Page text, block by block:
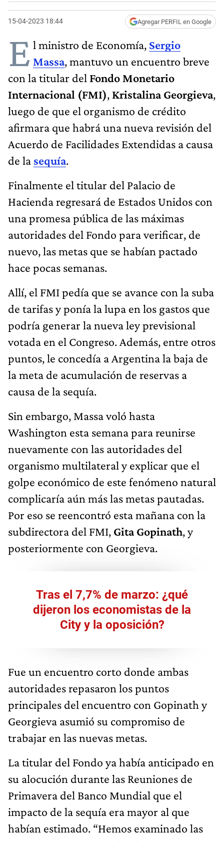
15-04-2023 18:44 Agregar PERFIL en Google
E l ministro de Economía, Sergio
Massa, mantuvo un encuentro breve
con la titular del Fondo Monetario
Internacional (FMI), Kristalina Georgieva,
luego de que el organismo de crédito
afirmara que habrá una nueva revisión del
Acuerdo de Facilidades Extendidas a causa
de la sequía.
Finalmente el titular del Palacio de
Hacienda regresará de Estados Unidos con
una promesa pública de las máximas
autoridades del Fondo para verificar, de
nuevo, las metas que se habían pactado
hace pocas semanas.
Allí, el FMI pedía que se avance con la suba
de tarifas y ponía la lupa en los gastos que
podría generar la nueva ley previsional
votada en el Congreso. Además, entre otros
puntos, le concedía a Argentina la baja de
la meta de acumulación de reservas a
causa de la sequía.
Sin embargo, Massa voló hasta
Washington esta semana para reunirse
nuevamente con las autoridades del
organismo multilateral y explicar que el
golpe económico de este fenómeno natural
complicaría aún más las metas pautadas.
Por eso se reencontró esta mañana con la
subdirectora del FMI, Gita Gopinath, y
posteriormente con Georgieva.
Tras el 7,7% de marzo: ¿qué
dijeron los economistas de la
City y la oposición?
Fue un encuentro corto donde ambas
autoridades repasaron los puntos
principales del encuentro con Gopinath y
Georgieva asumió su compromiso de
trabajar en las nuevas metas.
La titular del Fondo ya había anticipado en
su alocución durante las Reuniones de
Primavera del Banco Mundial que el
impacto de la sequía era mayor al que
habían estimado. “Hemos examinado las